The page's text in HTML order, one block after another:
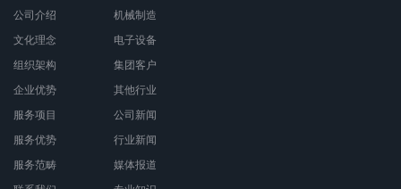
公司介绍
文化理念
组织架构
企业优势
服务项目
服务优势
服务范畴
机械制造
电子设备
集团客户
其他行业
公司新闻
行业新闻
媒体报道